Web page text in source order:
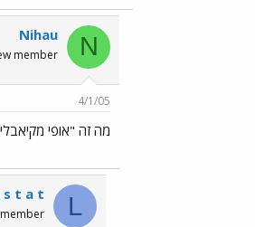
N
Nihau
member
4/1/05
מה זה "אופי
L
s t a t